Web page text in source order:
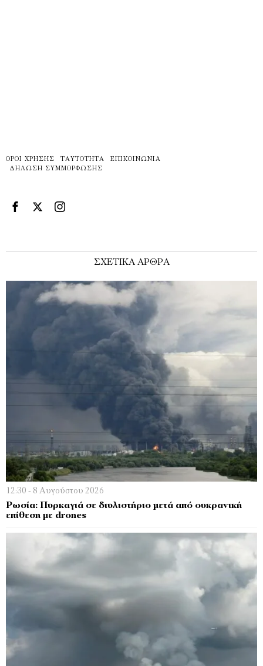
ΌΡΟΙ ΧΡΉΣΗΣ ΤΑΥΤΌΤΗΤΑ
ΕΠΙΚΟΙΝΩΝΊΑ
ΔΉΛΩΣΗ ΣΥΜΜΌΡΦΩΣΗΣ
ΣΧΕΤΙΚΑ ΑΡΘΡΑ
12:30 - 8 Αυγούστου 2026
Ρωσία: Πυρκαγιά σε διυλιστήριο μετά από ουκρανική
επίθεση με drones